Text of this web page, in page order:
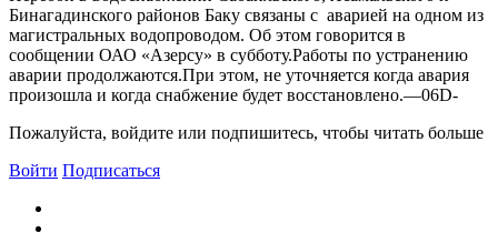
Бинагадинского районов Баку связаны с аварией на одном из
магистральных водопроводом. Об этом говорится в
сообщении ОАО «Азерсу» в субботу.Работы по устранению
аварии продолжаются.При этом, не уточняется когда авария
произошла и когда снабжение будет восстановлено.—06D-
Пожалуйста, войдите или подпишитесь, чтобы читать больше
Войти Подписаться